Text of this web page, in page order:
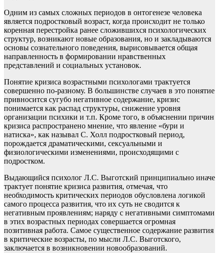
Одним из самых сложных периодов в онтогенезе человека
является подростковый возраст, когда происходит не только
коренная перестройка ранее сложившихся психологических
структур, возникают новые образования, но и закладываются
основы сознательного поведения, вырисовывается общая
направленность в формировании нравственных
представлений и социальных установок.
Понятие кризиса возрастными психологами трактуется
совершенно по-разному. В большинстве случаев в это понятие
привносится сугубо негативное содержание, кризис
понимается как распад структуры, снижение уровня
организации психики и т.п. Кроме того, в объяснении причин
кризиса распространено мнение, что явление «бури и
натиска», как называл С. Холл подростковый период,
порождается драматическими, сексуальными и
физиологическими изменениями, происходящими с
подростком.
Выдающийся психолог Л.С. Выготский принципиально иначе
трактует понятие кризиса развития, отмечая, что
необходимость критических периодов обусловлена логикой
самого процесса развития, что их суть не сводится к
негативным проявлениям; наряду с негативными симптомами
в этих возрастных периодах совершается огромная
позитивная работа. Самое существенное содержание развития
в критические возрасты, по мысли Л.С. Выготского,
заключается в возникновении новообразований.